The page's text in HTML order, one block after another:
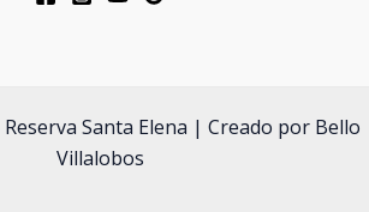
Santa Elena | Creado por Bello
Villalobos